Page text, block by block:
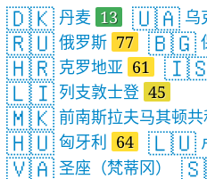
🇩🇰 丹麦 13 🇺🇦 乌
🇷🇺 俄罗斯 77 🇧🇬
🇭🇷 克罗地亚 61
🇱🇮 列支敦士登 45
🇲🇰 前南斯拉夫马其顿
🇭🇺 匈牙利 64 🇱🇺
🇻🇦 圣座（梵蒂冈）